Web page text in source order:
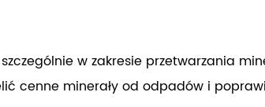
w zakresie przetwarzania
cenne minerały od odpadów i